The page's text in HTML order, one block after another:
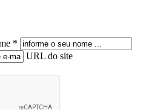
*
URL do site